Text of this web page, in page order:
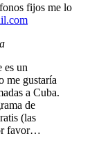
fijos me lo
es un
me gustaría
a Cuba.
de
(las
favor…